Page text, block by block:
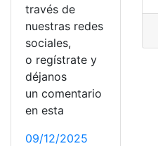
través de
nuestras redes
sociales,
o regístrate y
déjanos
un comentario
en esta
09/12/2025